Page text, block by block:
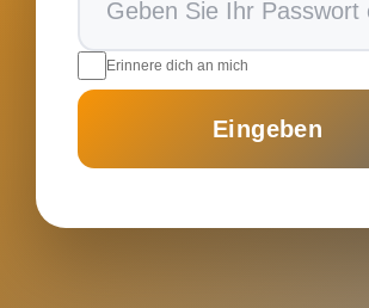
Erinnere dich an mich